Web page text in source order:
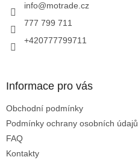
info@motrade.cz
777 799 711
+420777799711
Informace pro vás
Obchodní podmínky
Podmínky ochrany osobních údajů
FAQ
Kontakty